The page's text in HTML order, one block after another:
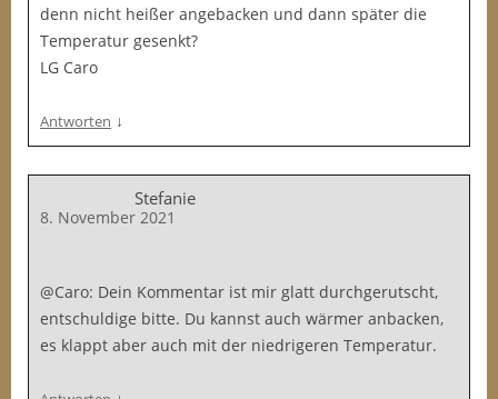
denn nicht heißer angebacken und dann später die
Temperatur gesenkt?
LG Caro
Antworten ↓
Stefanie
8. November 2021
@Caro: Dein Kommentar ist mir glatt durchgerutscht,
entschuldige bitte. Du kannst auch wärmer anbacken,
es klappt aber auch mit der niedrigeren Temperatur.